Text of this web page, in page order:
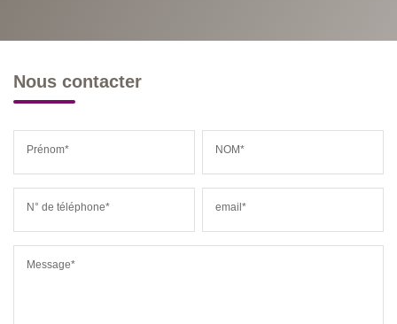
Nous contacter
Prénom* NOM*
N° de téléphone* email*
Message*